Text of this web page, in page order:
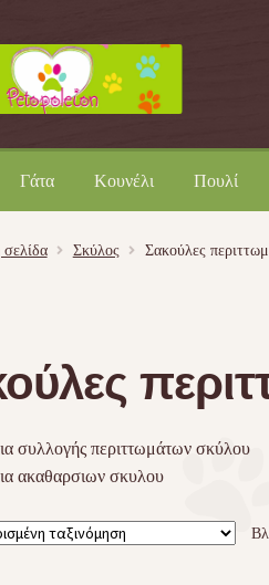
Γάτα Κουνέλι Πουλί
Σκύλος Σακούλες
συλλογής περιττωμάτων σκύλου
ακαθαρσιων σκυλου